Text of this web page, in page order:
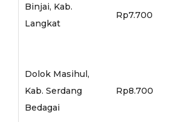
Binjai, Kab.
Langkat
Rp7.700
Dolok Masihul,
Kab. Serdang
Bedagai
Rp8.700